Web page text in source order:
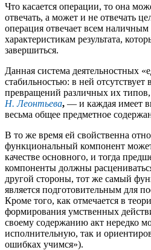
Что касается операции, то она
отвечать, а может и не отвечать
операция отвечает всем
характеристикам результата,
завершиться.
Данная система деятельностных
стабильностью: в ней
превращений различных их
Н. Леонтьева, — и каждая имеет
весьма общее предметное
В то же время ей свойственна
функциональный компонент
качестве основного, и тогда
компоненты должны
другой стороны, тот же самый
является подготовительным для
Кроме того, как отмечается в
формирования умственных
своему содержанию акт нередко
исполнительную, так и
ошибках учимся»).